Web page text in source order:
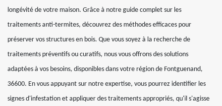
longévité de votre maison. Grâce à notre guide complet sur les
traitements anti-termites, découvrez des méthodes efficaces pour
préserver vos structures en bois. Que vous soyez à la recherche de
traitements préventifs ou curatifs, nous vous offrons des solutions
adaptées à vos besoins, disponibles dans votre région de Fontguenand,
36600. En vous appuyant sur notre expertise, vous pourrez identifier les
signes d'infestation et appliquer des traitements appropriés, qu'il s'agisse